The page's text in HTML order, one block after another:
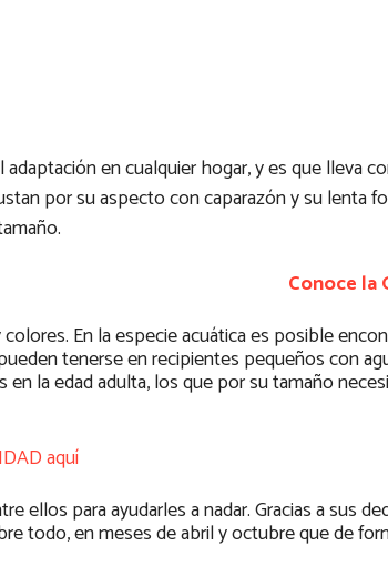
en cualquier hogar, y es que lleva
por su aspecto con caparazón y su lenta
Conoce la
En la especie acuática es posible
tenerse en recipientes pequeños con
la edad adulta, los que por su tamaño
aquí
ellos para ayudarles a nadar. Gracias a sus
todo, en meses de abril y octubre que de